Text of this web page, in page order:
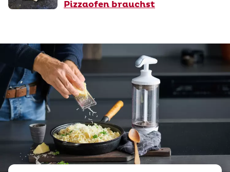
Pizzaofen brauchst